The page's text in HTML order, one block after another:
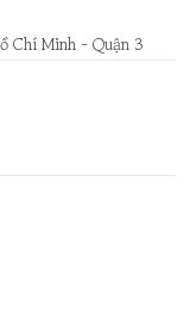
Chí Minh - Quận 3